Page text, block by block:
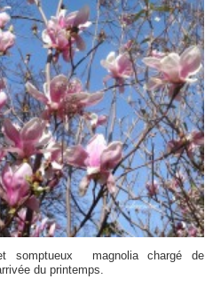
somptueux magnolia chargé de
du printemps.